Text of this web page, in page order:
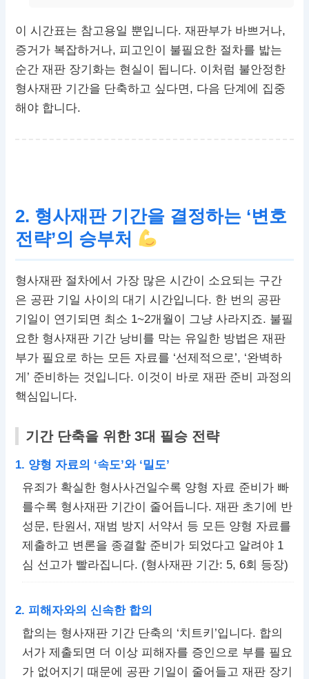
이 시간표는 참고용일 뿐입니다. 재판부가 바쁘거나,
증거가 복잡하거나, 피고인이 불필요한 절차를 밟는
순간 재판 장기화는 현실이 됩니다. 이처럼 불안정한
형사재판 기간을 단축하고 싶다면, 다음 단계에 집중
해야 합니다.
2. 형사재판 기간을 결정하는 ‘변호
전략’의 승부처
형사재판 절차에서 가장 많은 시간이 소요되는 구간
은 공판 기일 사이의 대기 시간입니다. 한 번의 공판
기일이 연기되면 최소 1~2개월이 그냥 사라지죠. 불필
요한 형사재판 기간 낭비를 막는 유일한 방법은 재판
부가 필요로 하는 모든 자료를 ‘선제적으로’, ‘완벽하
게’ 준비하는 것입니다. 이것이 바로 재판 준비 과정의
핵심입니다.
기간 단축을 위한 3대 필승 전략
1. 양형 자료의 ‘속도’와 ‘밀도’
유죄가 확실한 형사사건일수록 양형 자료 준비가 빠
를수록 형사재판 기간이 줄어듭니다. 재판 초기에 반
성문, 탄원서, 재범 방지 서약서 등 모든 양형 자료를
제출하고 변론을 종결할 준비가 되었다고 알려야 1
심 선고가 빨라집니다. (형사재판 기간: 5, 6회 등장)
2. 피해자와의 신속한 합의
합의는 형사재판 기간 단축의 ‘치트키’입니다. 합의
서가 제출되면 더 이상 피해자를 증인으로 부를 필요
가 없어지기 때문에 공판 기일이 줄어들고 재판 장기